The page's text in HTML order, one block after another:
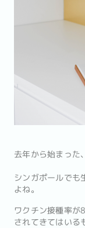
去年から始まった
シンガポールでも
よね。
ワクチン接種率が
されてきてはいる